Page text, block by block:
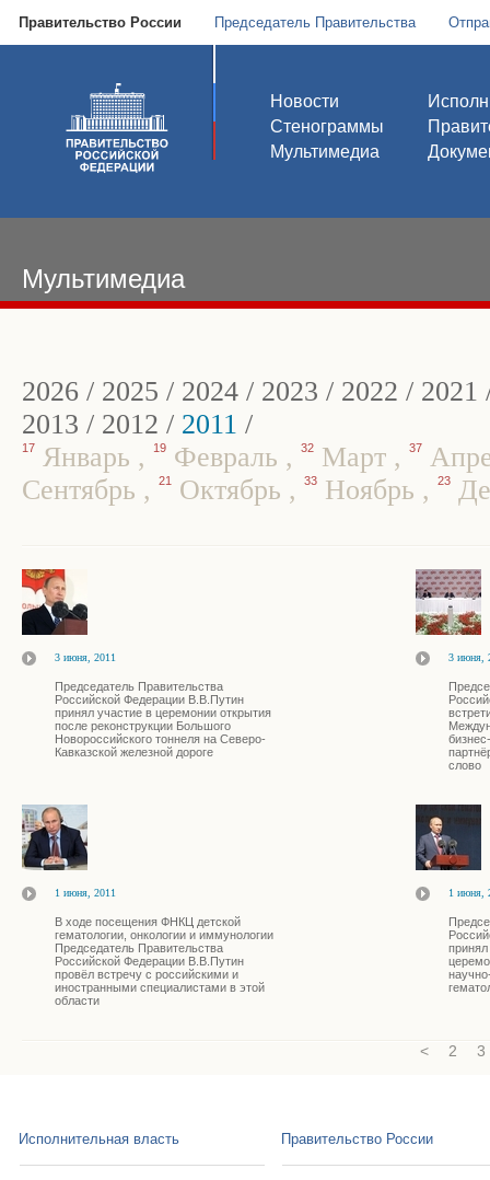
Правительство России Председатель Правительства
Новости
Стенограммы
Мультимедиа
Мультимедиа
2026 / 2025 / 2024 / 2023 / 2022 / 2021
2013 / 2012 / 2011 /
17 Январь , 19 Февраль , 32 Март , 37
Сентябрь , 21 Октябрь , 33 Ноябрь , 23
3 июня, 2011
Председатель Правительства
Российской Федерации В.В.Путин
принял участие в церемонии открытия
после реконструкции Большого
Новороссийского тоннеля на Северо-
Кавказской железной дороге
3 июня,
слово
1 июня, 2011
В ходе посещения ФНКЦ детской
гематологии, онкологии и иммунологии
Председатель Правительства
Российской Федерации В.В.Путин
провёл встречу с российскими и
иностранными специалистами в этой
области
1 июня,
принял
< 2 3
Исполнительная власть Правительство России